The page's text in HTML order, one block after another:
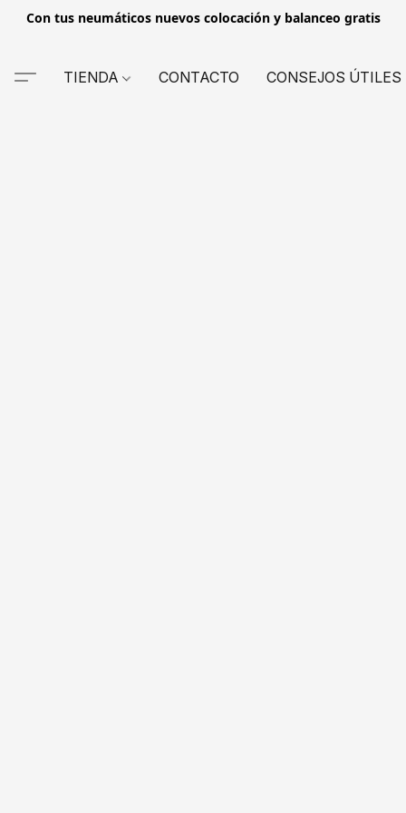
Con tus neumáticos nuevos colocación y balanceo gratis
TIENDA CONTACTO CONSEJOS ÚTILES